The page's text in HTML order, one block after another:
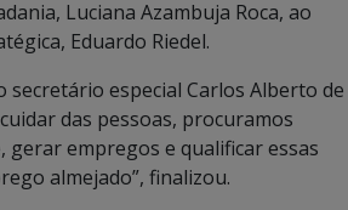
Luciana Azambuja Roca, ao
Eduardo Riedel.
especial Carlos Alberto de
das pessoas, procuramos
empregos e qualificar essas
almejado”, finalizou.